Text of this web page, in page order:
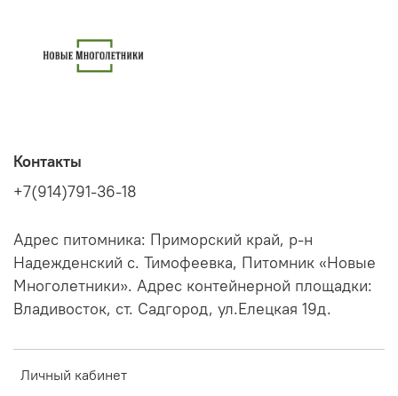
Личный кабинет
Контакты
+7(914)791-36-18
Адрес питомника: Приморский край, р-н
Надежденский с. Тимофеевка, Питомник «Новые
Многолетники». Адрес контейнерной площадки:
Владивосток, ст. Садгород, ул.Елецкая 19д.